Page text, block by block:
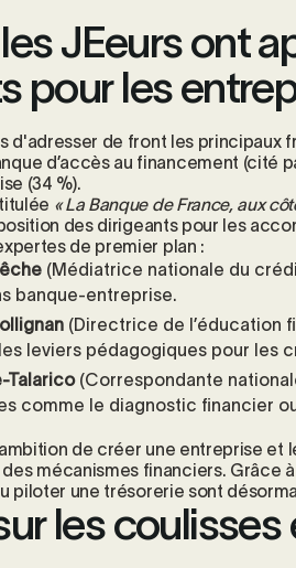
JEeurs ont
pour les
d'adresser de front les principaux
d’accès au financement (cité
(34 %).
« La Banque de France, aux
des dirigeants pour les
de premier plan :
(Médiatrice nationale du
banque-entreprise.
(Directrice de l’éducation
leviers pédagogiques pour les
Talarico(Correspondante
comme le diagnostic financier
de créer une entreprise et
mécanismes financiers. Grâce
piloter une trésorerie sont
les